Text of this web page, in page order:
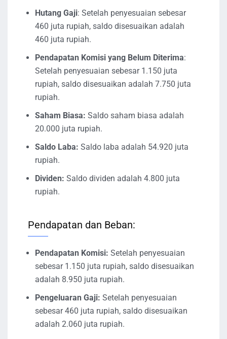
Hutang Gaji: Setelah penyesuaian sebesar
460 juta rupiah, saldo disesuaikan adalah
460 juta rupiah.
Pendapatan Komisi yang Belum Diterima:
Setelah penyesuaian sebesar 1.150 juta
rupiah, saldo disesuaikan adalah 7.750 juta
rupiah.
Saham Biasa: Saldo saham biasa adalah
20.000 juta rupiah.
Saldo Laba: Saldo laba adalah 54.920 juta
rupiah.
Dividen: Saldo dividen adalah 4.800 juta
rupiah.
Pendapatan dan Beban:
Pendapatan Komisi: Setelah penyesuaian
sebesar 1.150 juta rupiah, saldo disesuaikan
adalah 8.950 juta rupiah.
Pengeluaran Gaji: Setelah penyesuaian
sebesar 460 juta rupiah, saldo disesuaikan
adalah 2.060 juta rupiah.